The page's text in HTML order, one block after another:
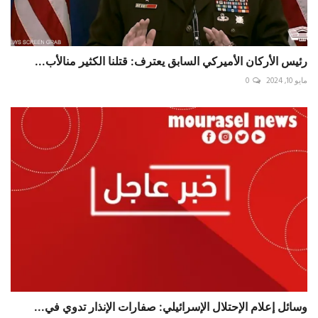
رئيس الأركان الأميركي السابق يعترف: قتلنا الكثير منالأب...
مايو 10, 2024 0
وسائل إعلام الإحتلال الإسرائيلي: صفارات الإنذار تدوي في...